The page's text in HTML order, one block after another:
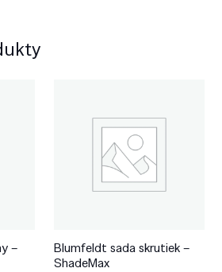
–
Blumfeldt sada skrutiek –
ShadeMax